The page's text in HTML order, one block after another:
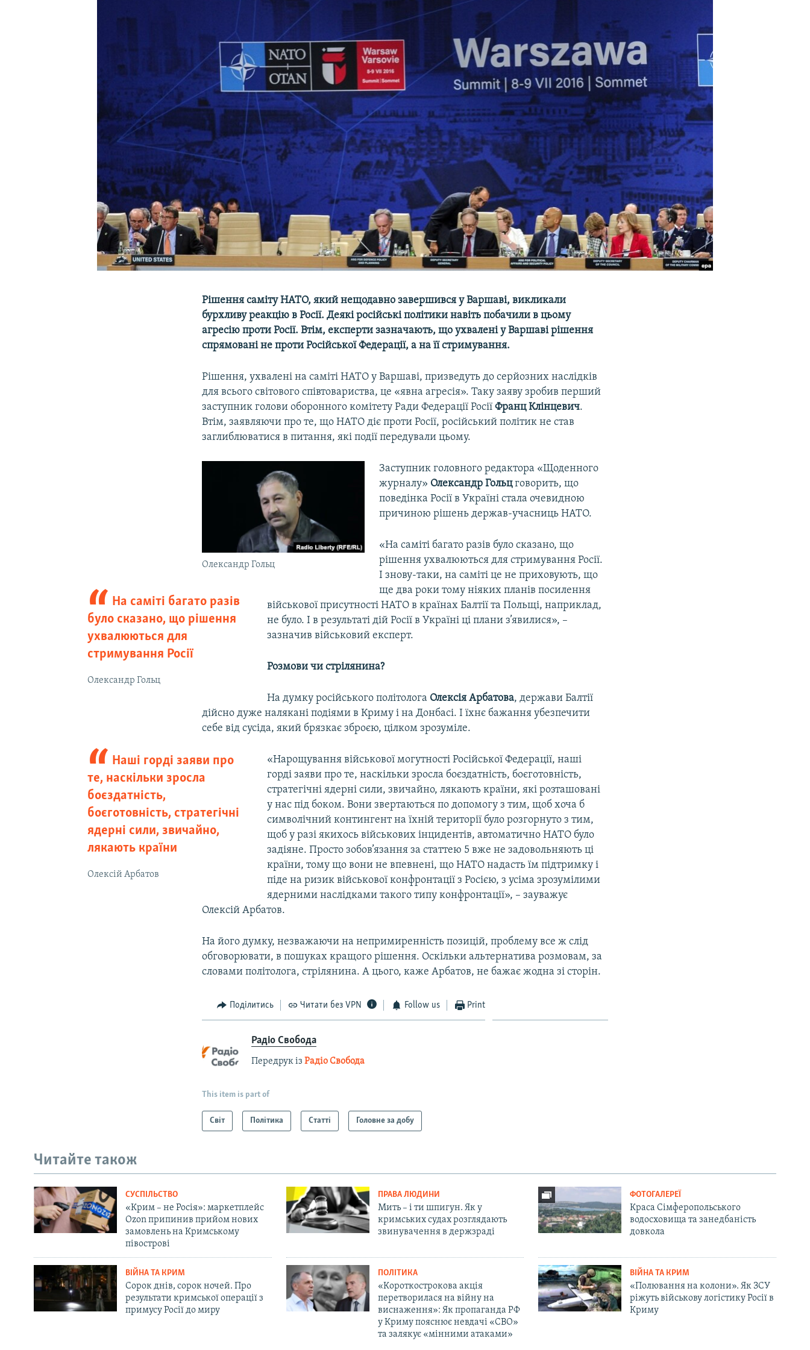
Рішення саміту НАТО, який нещодавно завершився у Варшаві, викликали
бурхливу реакцію в Росії. Деякі російські політики навіть побачили в цьому
агресію проти Росії. Втім, експерти зазначають, що ухвалені у Варшаві рішення
спрямовані не проти Російської Федерації, а на її стримування.
Рішення, ухвалені на саміті НАТО у Варшаві, призведуть до серйозних наслідків
для всього світового співтовариства, це «явна агресія». Таку заяву зробив перший
заступник голови оборонного комітету Ради Федерації РосіїФранц Клінцевич.
Втім, заявляючи про те, що НАТО діє проти Росії, російський політик не став
заглиблюватися в питання, які події передували цьому.
Олександр Гольц
Заступник головного редактора «Щоденного
журналу» Олександр Гольцговорить, що
поведінка Росії в Україні стала очевидною
причиною рішень держав-учасниць НАТО.
На саміті багато разів
було сказано, що рішення
ухвалюються для
стримування Росії
Олександр Гольц
«На саміті багато разів було сказано, що
рішення ухвалюються для стримування Росії.
І знову-таки, на саміті це не приховують, що
ще два роки тому ніяких планів посилення
військової присутності НАТО в країнах Балтії та Польщі, наприклад,
не було. І в результаті дій Росії в Україні ці плани з’явилися», –
зазначив військовий експерт.
Розмови чи стрілянина?
На думку російського політолога Олексія Арбатова, держави Балтії
дійсно дуже налякані подіями в Криму і на Донбасі. І їхнє бажання убезпечити
себе від сусіда, який брязкає зброєю, цілком зрозуміле.
Наші горді заяви про
те, наскільки зросла
боєздатність,
боєготовність, стратегічні
ядерні сили, звичайно,
лякають країни
Олексій Арбатов
«Нарощування військової могутності Російської Федерації, наші
горді заяви про те, наскільки зросла боєздатність, боєготовність,
стратегічні ядерні сили, звичайно, лякають країни, які розташовані
у нас під боком. Вони звертаються по допомогу з тим, щоб хоча б
символічний контингент на їхній території було розгорнуто з тим,
щоб у разі якихось військових інцидентів, автоматично НАТО було
задіяне. Просто зобов’язання за статтею 5 вже не задовольняють ці
країни, тому що вони не впевнені, що НАТО надасть їм підтримку і
піде на ризик військової конфронтації з Росією, з усіма зрозумілими
ядерними наслідками такого типу конфронтації», – зауважує
Олексій Арбатов.
На його думку, незважаючи на непримиренність позицій, проблему все ж слід
обговорювати, в пошуках кращого рішення. Оскільки альтернатива розмовам, за
словами політолога, стрілянина. А цього, каже Арбатов, не бажає жодна зі сторін.
Поділитись Читати без VPN Follow us Print
Радіо Свобода
Передрук ізРадіо Свобода
This item is part of
Світ Політика Статті Головне за добу
Читайте також
СУСПІЛЬСТВО
«Крим – не Росія»: маркетплейс
Ozon припинив прийом нових
замовлень на Кримському
півострові
ПРАВА ЛЮДИНИ
Мить – і ти шпигун. Як у
кримських судах розглядають
звинувачення в держзраді
ФОТОГАЛЕРЕЇ
Краса Сімферопольського
водосховища та занедбаність
довкола
ВІЙНА ТА КРИМ
Сорок днів, сорок ночей. Про
результати кримської операції з
примусу Росії до миру
ПОЛІТИКА
«Короткострокова акція
перетворилася на війну на
виснаження»: Як пропаганда РФ
у Криму пояснює невдачі «СВО»
та залякує «мінними атаками»
ВІЙНА ТА КРИМ
«Полювання на колони». Як ЗСУ
ріжуть військову логістику Росії в
Криму